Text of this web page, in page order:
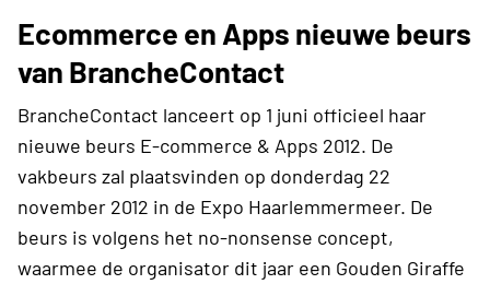
Ecommerce en Apps nieuwe beurs
van BrancheContact
BrancheContact lanceert op 1 juni officieel haar
nieuwe beurs E-commerce & Apps 2012. De
vakbeurs zal plaatsvinden op donderdag 22
november 2012 in de Expo Haarlemmermeer. De
beurs is volgens het no-nonsense concept,
waarmee de organisator dit jaar een Gouden Giraffe